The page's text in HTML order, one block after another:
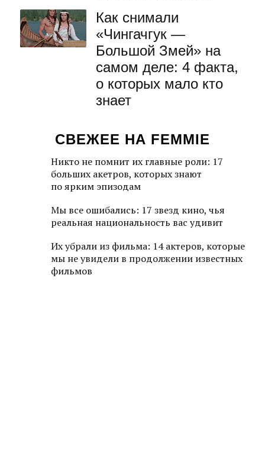
Как снимали
«Чингачгук —
Большой Змей» на
самом деле: 4 факта,
о которых мало кто
знает
СВЕЖЕЕ НА FEMMIE
Никто не помнит их главные роли: 17
больших акетров, которых знают
по ярким эпизодам
Мы все ошибались: 17 звезд кино, чья
реальная национальность вас удивит
Их убрали из фильма: 14 актеров, которые
мы не увидели в продолжении известных
фильмов